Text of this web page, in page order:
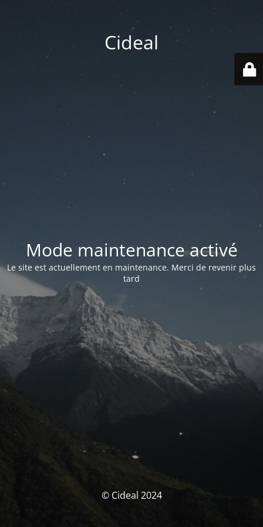
Cideal
Mode maintenance activé
Le site est actuellement en maintenance. Merci de revenir plus
tard
© Cideal 2024